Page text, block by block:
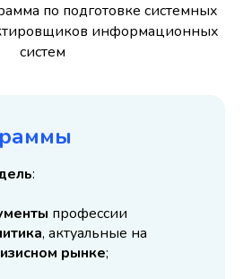
по подготовке системных
информационных
систем
:
профессии
, актуальные на
рынке;